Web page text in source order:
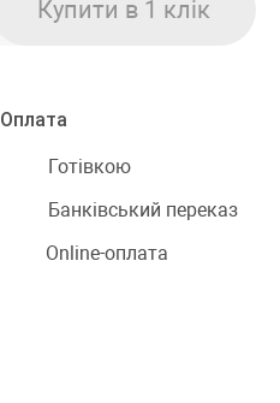
Оплата
Готівкою
Банківський переказ
Online-оплата